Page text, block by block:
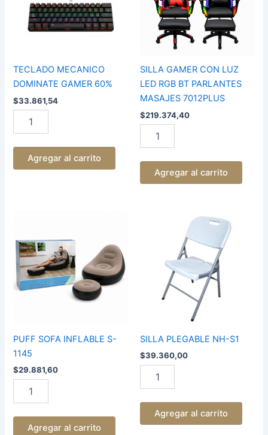
TECLADO MECANICO
DOMINATE GAMER 60%
$33.861,54
cantidad
Agregar al carrito
SILLA GAMER CON LUZ
LED RGB BT PARLANTES
MASAJES 7012PLUS
$219.374,40
RGB
PARLANTES
MASAJES
cantidad
Agregar al carrito
PUFF SOFA INFLABLE S-
1145
$29.881,60
INFLABLE
S-
1145
cantidad
Agregar al carrito
SILLA PLEGABLE NH-S1
$39.360,00
cantidad
Agregar al carrito